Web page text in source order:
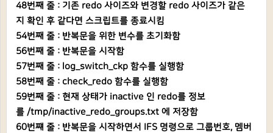
48번째 줄 : 기존 redo 사이즈와 변경할 redo 사이즈가 같은
지 확인 후 같다면 스크립트를 종료시킴
54번째 줄 : 반복문을 위한 변수를 초기화함
56번째 줄 : 반복문을 시작함
57번째 줄 : log_switch_ckp 함수를 실행함
58번째 줄 : check_redo 함수를 실행함
59번째 줄 : 현재 상태가 inactive 인 redo를 정보
를 /tmp/inactive_redo_groups.txt 에 저장함
60번쨰 줄 : 반복문을 시작하면서 IFS 명령으로 그룹번호, 멤버